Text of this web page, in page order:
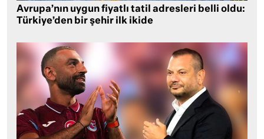
Avrupa’nın uygun fiyatlı tatil adresleri belli oldu:
Türkiye’den bir şehir ilk ikide